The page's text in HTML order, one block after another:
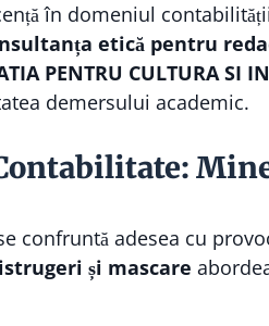
în domeniul
etică pentru
PENTRU CULTURA SI
demersului academic.
confruntă adesea cu
și mascare